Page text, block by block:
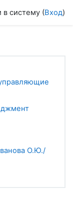
систему (Вход)
О.Ю./